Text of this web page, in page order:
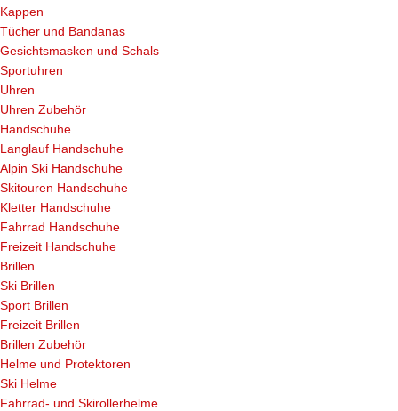
Kappen
Tücher und Bandanas
Gesichtsmasken und Schals
Sportuhren
Uhren
Uhren Zubehör
Handschuhe
Langlauf Handschuhe
Alpin Ski Handschuhe
Skitouren Handschuhe
Kletter Handschuhe
Fahrrad Handschuhe
Freizeit Handschuhe
Brillen
Ski Brillen
Sport Brillen
Freizeit Brillen
Brillen Zubehör
Helme und Protektoren
Ski Helme
Fahrrad- und Skirollerhelme